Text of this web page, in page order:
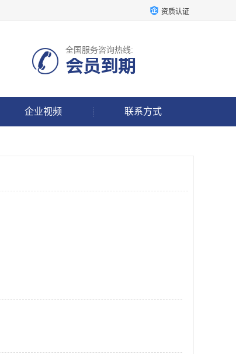
资质认证
全国服务咨询热线:
会员到期
企业视频 联系方式